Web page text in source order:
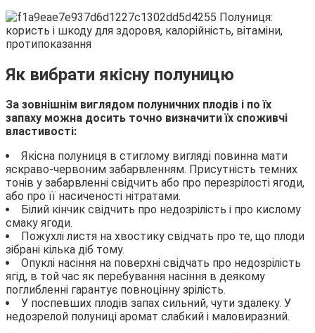
Як вибрати якісну полуницю
За зовнішнім виглядом полуничних плодів і по їх
запаху можна досить точно визначити їх споживчі
властивості:
Якісна полуниця в стиглому вигляді повинна мати
яскраво-червоним забарвленням. Присутність темних
тонів у забарвленні свідчить або про перезрілості ягоди,
або про її насиченості нітратами.
Білий кінчик свідчить про недозрілість і про кислому
смаку ягоди.
Пожухлі листя на хвостику свідчать про те, що плоди
зібрані кілька діб тому.
Опуклі насіння на поверхні свідчать про недозрілість
ягід, в той час як перебування насіння в деякому
поглибленні гарантує повноцінну зрілість.
У поспевших плодів запах сильний, чути здалеку. У
недозрелой полуниці аромат слабкий і маловиразний.